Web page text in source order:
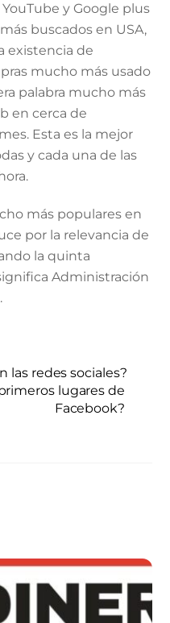
y Google plus
buscados en USA,
existencia de
mucho más usado
palabra mucho más
en cerca de
Esta es la mejor
y cada una de las
más populares en
por la relevancia de
la quinta
Administración
las redes sociales?
lugares de
Facebook?